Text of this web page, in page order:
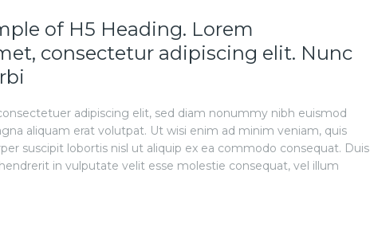
of H5 Heading. Lorem
consectetur adipiscing elit. Nunc
adipiscing elit, sed diam nonummy nibh euismod
aliquam erat volutpat. Ut wisi enim ad minim veniam, quis
suscipit lobortis nisl ut aliquip ex ea commodo consequat. Duis
in vulputate velit esse molestie consequat, vel illum